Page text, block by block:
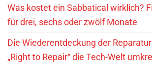
Was kostet ein Sabbatical wirklich?
für drei, sechs oder zwölf Monate
Die Wiederentdeckung der
„Right to Repair“ die Tech-Welt